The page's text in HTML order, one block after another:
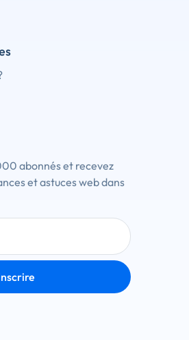
abonnés et recevez
et astuces web dans